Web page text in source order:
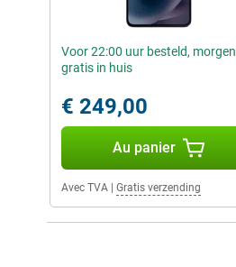
Voor 22:00 uur besteld, morgen
gratis in huis
€ 249,00
Au panier
Avec TVA Gratis verzending